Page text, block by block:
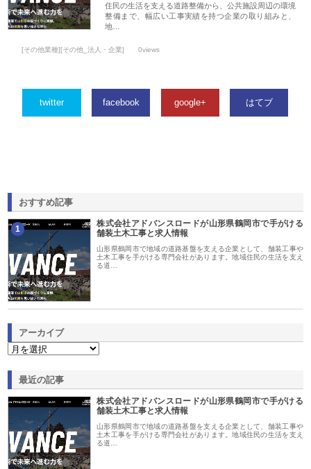
住民の生活を支える道路整備から、公共施設周辺の環境
整備まで、幅広い工事実績を持つ企業の取り組みと、
地…
[その他業種][その他_法人・企業] 0views
twitter facebook google+ はてブ
おすすめ記事
1
株式会社アドバンスロードが山形県鶴岡市で手がける
舗装土木工事と求人情報
山形県鶴岡市で地域の道路基盤を支える企業として、舗装工事や
土木工事を手がける専門会社があります。地域住民の生活を支え
る道…
アーカイブ
最近の記事
株式会社アドバンスロードが山形県鶴岡市で手がける
舗装土木工事と求人情報
山形県鶴岡市で地域の道路基盤を支える企業として、舗装工事や
土木工事を手がける専門会社があります。地域住民の生活を支え
る道…